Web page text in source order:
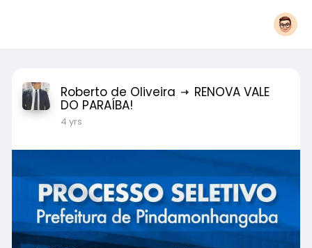
Roberto de Oliveira RENOVA VALE
DO PARAÍBA!
4 yrs